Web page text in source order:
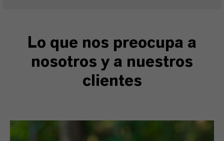
Lo que nos preocupa a
nosotros y a nuestros
clientes